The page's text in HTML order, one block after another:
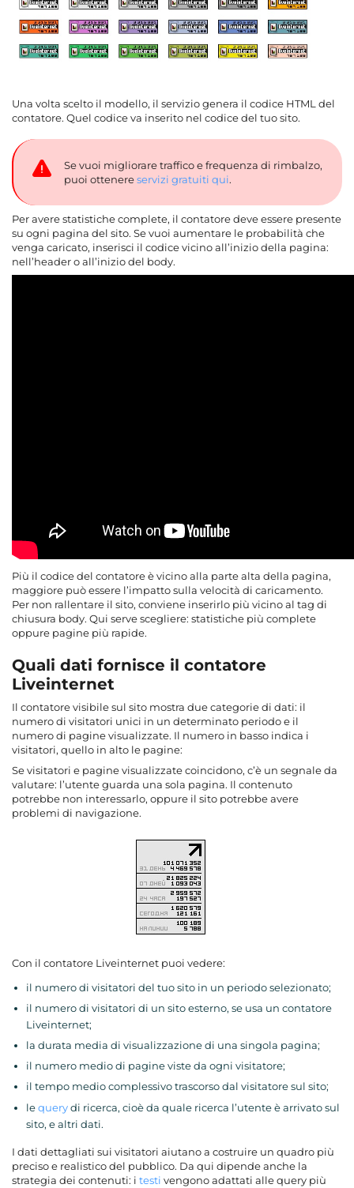
Una volta scelto il modello, il servizio genera il codice HTML del
contatore. Quel codice va inserito nel codice del tuo sito.
Se vuoi migliorare traffico e frequenza di rimbalzo,
puoi ottenereservizi gratuiti qui.
Per avere statistiche complete, il contatore deve essere presente
su ogni pagina del sito. Se vuoi aumentare le probabilità che
venga caricato, inserisci il codice vicino all’inizio della pagina:
nell’header o all’inizio del body.
Più il codice del contatore è vicino alla parte alta della pagina,
maggiore può essere l’impatto sulla velocità di caricamento.
Per non rallentare il sito, conviene inserirlo più vicino al tag di
chiusura body. Qui serve scegliere: statistiche più complete
oppure pagine più rapide.
Quali dati fornisce il contatore
Liveinternet
Il contatore visibile sul sito mostra due categorie di dati: il
numero di visitatori unici in un determinato periodo e il
numero di pagine visualizzate. Il numero in basso indica i
visitatori, quello in alto le pagine:
Se visitatori e pagine visualizzate coincidono, c’è un segnale da
valutare: l’utente guarda una sola pagina. Il contenuto
potrebbe non interessarlo, oppure il sito potrebbe avere
problemi di navigazione.
Con il contatore Liveinternet puoi vedere:
il numero di visitatori del tuo sito in un periodo selezionato;
il numero di visitatori di un sito esterno, se usa un contatore
Liveinternet;
la durata media di visualizzazione di una singola pagina;
il numero medio di pagine viste da ogni visitatore;
il tempo medio complessivo trascorso dal visitatore sul sito;
lequerydi ricerca, cioè da quale ricerca l’utente è arrivato sul
sito, e altri dati.
I dati dettagliati sui visitatori aiutano a costruire un quadro più
preciso e realistico del pubblico. Da qui dipende anche la
strategia dei contenuti: i testi vengono adattati alle query più